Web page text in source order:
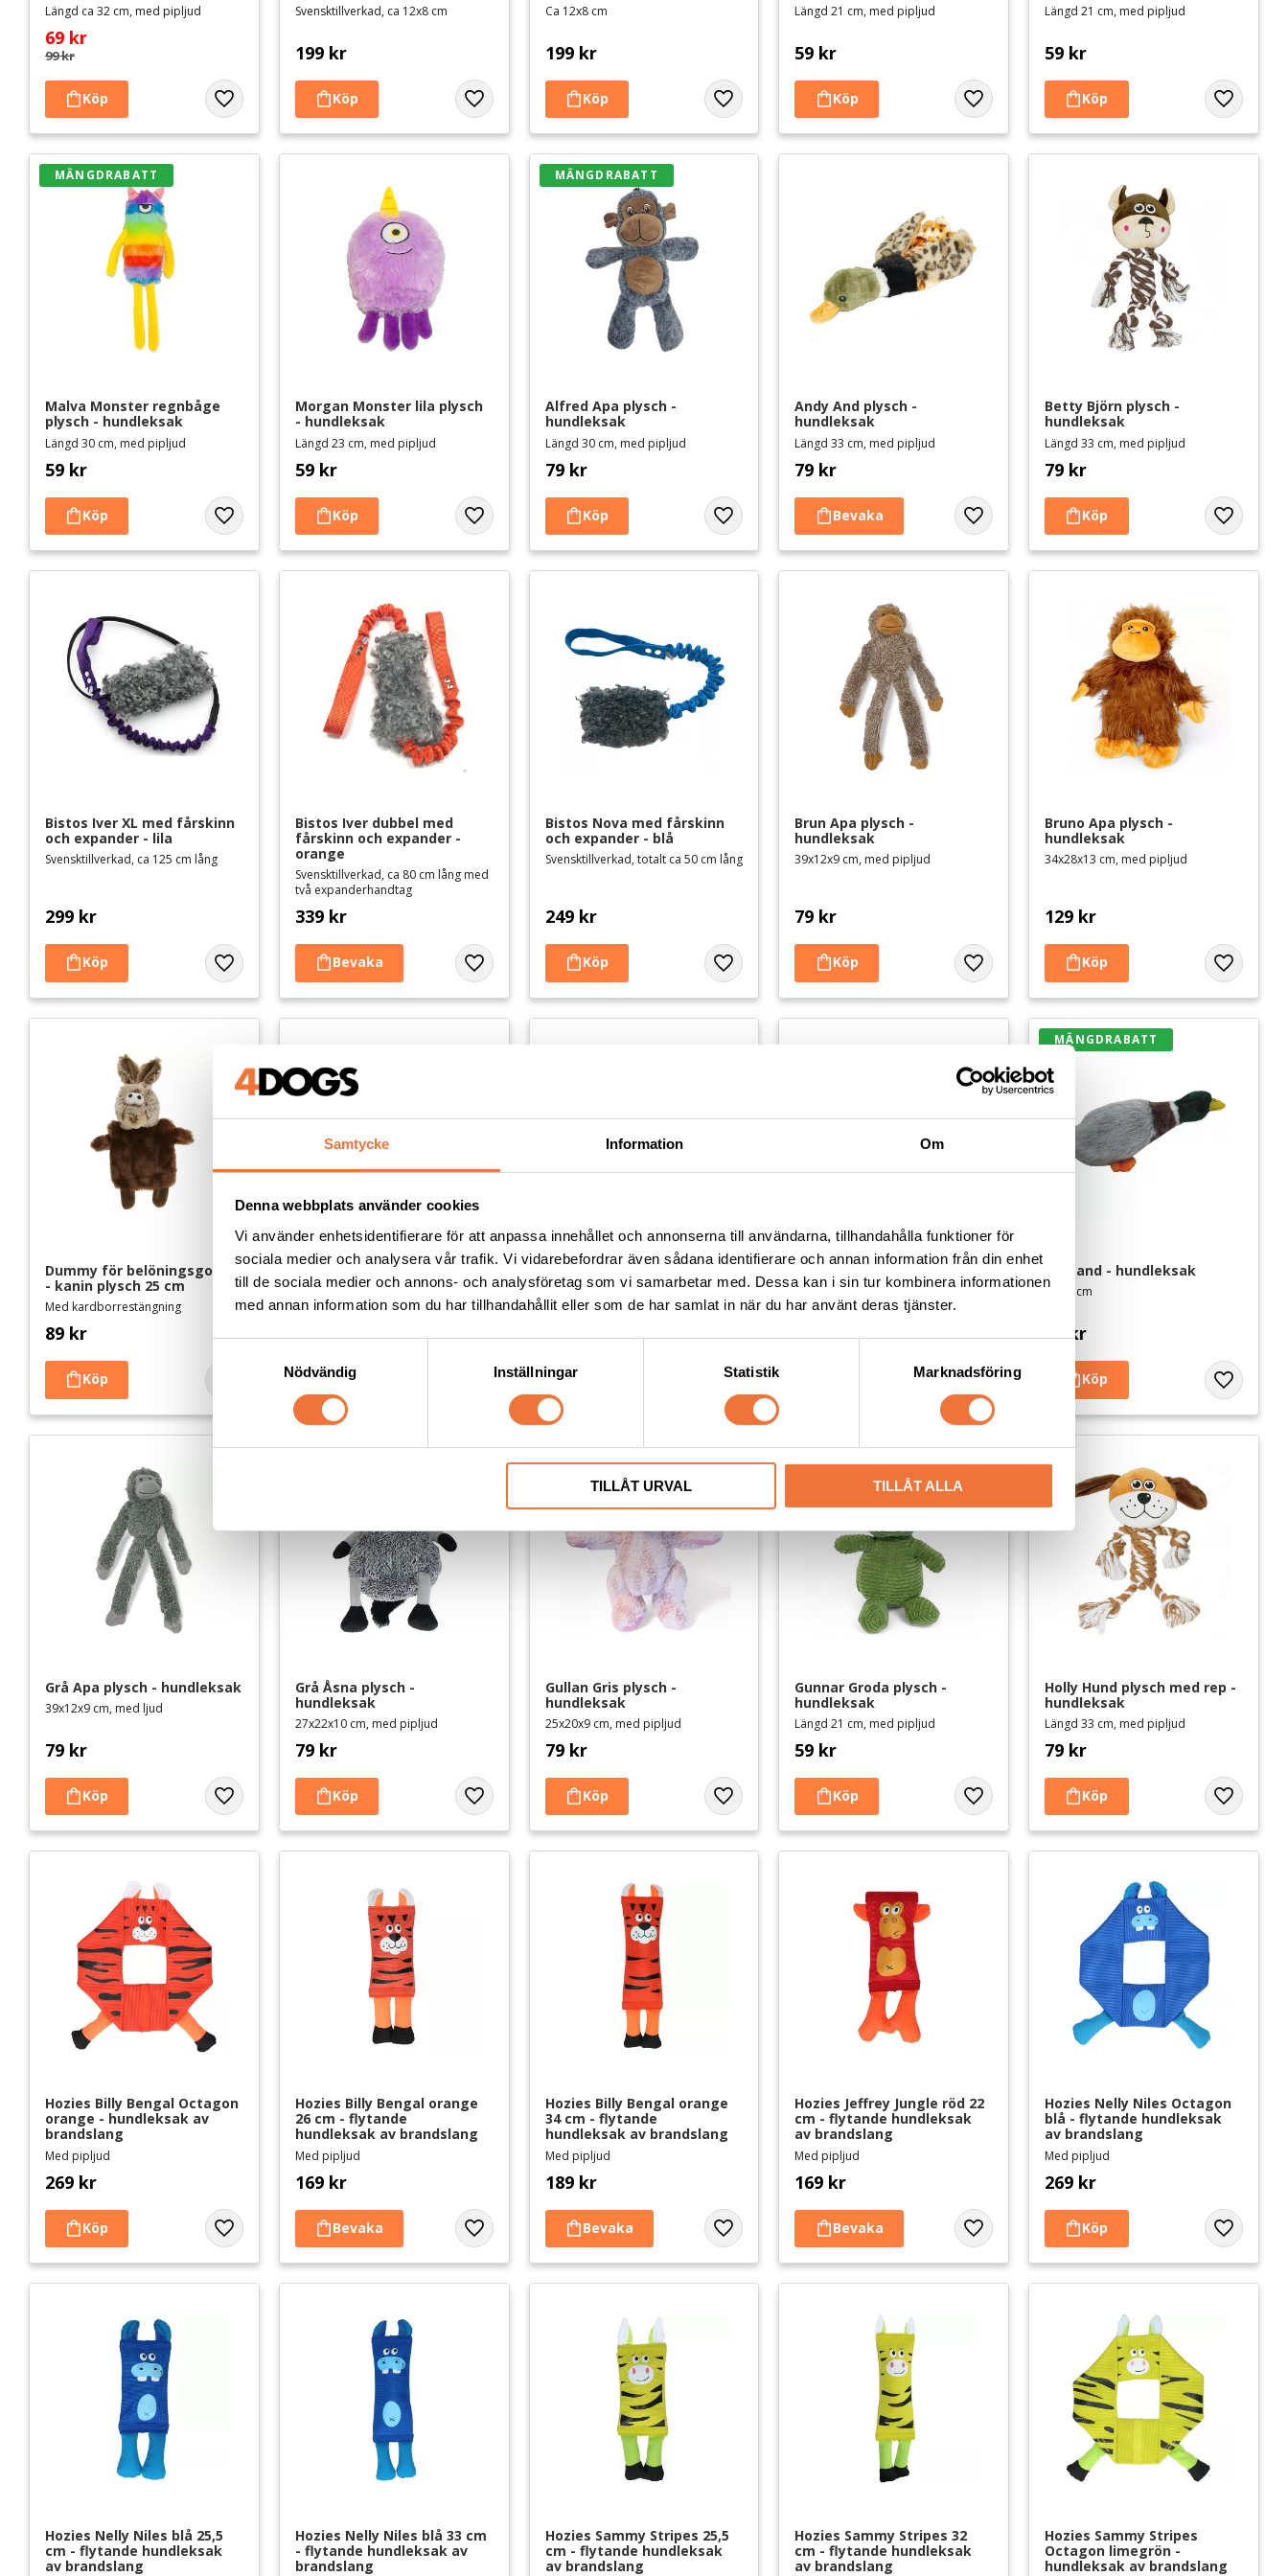
Samtycke Information Om
Denna webbplats använder cookies
Vi använder enhetsidentifierare för att anpassa innehållet och annonserna till användarna, tillhandahålla funktioner för
sociala medier och analysera vår trafik. Vi vidarebefordrar även sådana identifierare och annan information från din enhet
till de sociala medier och annons- och analysföretag som vi samarbetar med. Dessa kan i sin tur kombinera informationen
med annan information som du har tillhandahållit eller som de har samlat in när du har använt deras tjänster.
m
t
y
s
Nödvändig Inställningar Statistik Marknadsföring
TILLÅT URVAL TILLÅT ALLA
Längd ca 32 cm, med pipljud
69 kr
99kr
Lägg till i favoriter
Svensktillverkad, ca 12x8 cm
199kr
Lägg till i favoriter
Ca 12x8 cm
199kr
Lägg till i favoriter
Längd 21 cm, med pipljud
59 kr
Lägg till i favoriter
Längd 21 cm, med pipljud
59 kr
Lägg till i
Malva Monster regnbåge
plysch - hundleksak
Längd 30 cm, med pipljud
59 kr
MÄNGDRABATT
Lägg till i favoriter
Morgan Monster lila plysch
- hundleksak
Längd 23 cm, med pipljud
59kr
Lägg till i favoriter
Alfred Apa plysch -
hundleksak
Längd 30 cm, med pipljud
79kr
MÄNGDRABATT
Lägg till i favoriter
Andy And plysch -
hundleksak
Längd 33 cm, med pipljud
79 kr
Lägg till i favoriter
Betty Björn plysch -
hundleksak
Längd 33 cm, med pipljud
79 kr
Lägg till i
Bistos Iver XL med fårskinn
och expander - lila
Svensktillverkad, ca 125 cm lång
299 kr
Lägg till i favoriter
Bistos Iver dubbel med
fårskinn och expander -
orange
Svensktillverkad, ca 80 cm lång med
två expanderhandtag
339kr
Lägg till i favoriter
Bistos Nova med fårskinn
och expander - blå
Svensktillverkad, totalt ca 50 cm lång
249kr
Lägg till i favoriter
Brun Apa plysch -
hundleksak
39x12x9 cm, med pipljud
79 kr
Lägg till i favoriter
Bruno Apa plysch -
hundleksak
34x28x13 cm, med pipljud
129 kr
Lägg till i
Dummy för belöningsgodis
- kanin plysch 25 cm
Med kardborrestängning
89 kr
Dummy för belöningsgodis
- murmeldjur plysch 20 cm
Med kardborrestängning
89kr
Evy Enhörning plysch -
hundleksak
27x10x16 cm, med pipljud
129kr
Gary Groda plysch -
hundleksak
28x16x7 cm, med pipljud
59kr
Lägg till i favoriter
Gräsand - hundleksak
ca 35 cm
79kr
MÄNGDRABATT
Lägg till i
Grå Apa plysch - hundleksak
39x12x9 cm, med ljud
79 kr
Lägg till i favoriter
Grå Åsna plysch -
hundleksak
27x22x10 cm, med pipljud
79kr
Lägg till i favoriter
Gullan Gris plysch -
hundleksak
25x20x9 cm, med pipljud
79kr
Lägg till i favoriter
Gunnar Groda plysch -
hundleksak
Längd 21 cm, med pipljud
59 kr
Lägg till i favoriter
Holly Hund plysch med rep -
hundleksak
Längd 33 cm, med pipljud
79 kr
Lägg till i
Hozies Billy Bengal Octagon
orange - hundleksak av
brandslang
Med pipljud
269 kr
Lägg till i favoriter
Hozies Billy Bengal orange
26 cm - flytande
hundleksak av brandslang
Med pipljud
169kr
Lägg till i favoriter
Hozies Billy Bengal orange
34 cm - flytande
hundleksak av brandslang
Med pipljud
189kr
Lägg till i favoriter
Hozies Jeffrey Jungle röd 22
cm - flytande hundleksak
av brandslang
Med pipljud
169 kr
Lägg till i favoriter
Hozies Nelly Niles Octagon
blå - flytande hundleksak
av brandslang
Med pipljud
269 kr
Lägg till i
Hozies Nelly Niles blå 25,5
cm - flytande hundleksak
av brandslang
Hozies Nelly Niles blå 33 cm
- flytande hundleksak av
brandslang
Hozies Sammy Stripes 25,5
cm - flytande hundleksak
av brandslang
Hozies Sammy Stripes 32
cm - flytande hundleksak
av brandslang
Hozies Sammy Stripes
Octagon limegrön -
hundleksak av brandslang